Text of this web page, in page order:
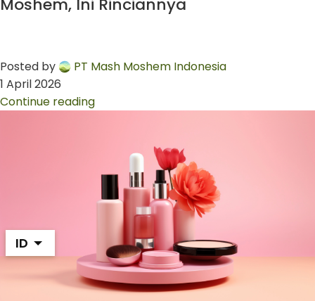
Posted by
PT Mash Moshem Indonesia
1 April 2026
Continue reading
ID